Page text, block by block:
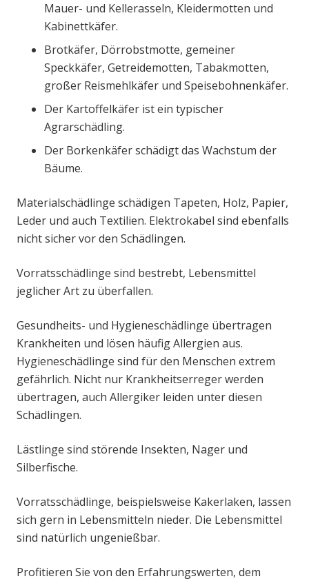
Mauer- und Kellerasseln, Kleidermotten und
Kabinettkäfer.
Brotkäfer, Dörrobstmotte, gemeiner
Speckkäfer, Getreidemotten, Tabakmotten,
großer Reismehlkäfer und Speisebohnenkäfer.
Der Kartoffelkäfer ist ein typischer
Agrarschädling.
Der Borkenkäfer schädigt das Wachstum der
Bäume.
Materialschädlinge schädigen Tapeten, Holz, Papier,
Leder und auch Textilien. Elektrokabel sind ebenfalls
nicht sicher vor den Schädlingen.
Vorratsschädlinge sind bestrebt, Lebensmittel
jeglicher Art zu überfallen.
Gesundheits- und Hygieneschädlinge übertragen
Krankheiten und lösen häufig Allergien aus.
Hygieneschädlinge sind für den Menschen extrem
gefährlich. Nicht nur Krankheitserreger werden
übertragen, auch Allergiker leiden unter diesen
Schädlingen.
Lästlinge sind störende Insekten, Nager und
Silberfische.
Vorratsschädlinge, beispielsweise Kakerlaken, lassen
sich gern in Lebensmitteln nieder. Die Lebensmittel
sind natürlich ungenießbar.
Profitieren Sie von den Erfahrungswerten, dem